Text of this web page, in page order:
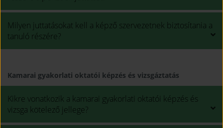
Milyen juttatásokat kell a képző szervezetnek biztosítania a
tanuló részére?
Kamarai gyakorlati oktatói képzés és vizsgáztatás
Kikre vonatkozik a kamarai gyakorlati oktatói képzés és
vizsga kötelező jellege?